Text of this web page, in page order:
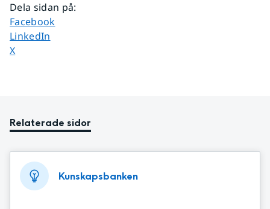
Dela sidan på:
Dela sidan på
Facebook
Dela sidan på
LinkedIn
Dela sidan på
X
Relaterade sidor
Kunskapsbanken